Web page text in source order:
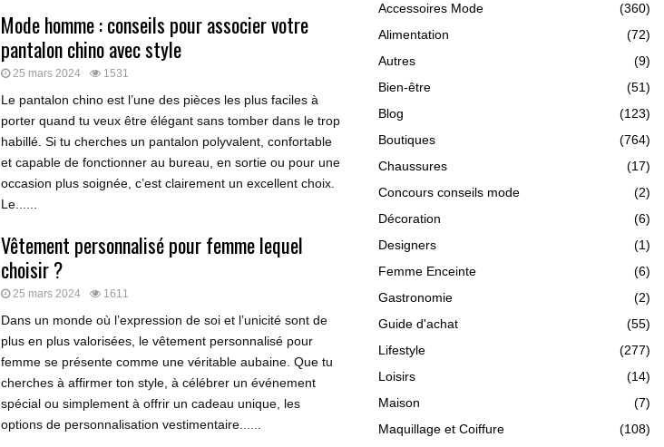
Mode homme : conseils pour associer votre
pantalon chino avec style
25 mars 2024 1531
Le pantalon chino est l’une des pièces les plus faciles à
porter quand tu veux être élégant sans tomber dans le trop
habillé. Si tu cherches un pantalon polyvalent, confortable
et capable de fonctionner au bureau, en sortie ou pour une
occasion plus soignée, c’est clairement un excellent choix.
Le......
Vêtement personnalisé pour femme lequel
choisir ?
25 mars 2024 1611
Dans un monde où l’expression de soi et l’unicité sont de
plus en plus valorisées, le vêtement personnalisé pour
femme se présente comme une véritable aubaine. Que tu
cherches à affirmer ton style, à célébrer un événement
spécial ou simplement à offrir un cadeau unique, les
options de personnalisation vestimentaire......
Accessoires Mode
(360)
Alimentation
(72)
Autres
(9)
Bien-être
(51)
Blog
(123)
Boutiques
(764)
Chaussures
(17)
Concours conseils mode
(2)
Décoration
(6)
Designers
(1)
Femme Enceinte
(6)
Gastronomie
(2)
Guide d'achat
(55)
Lifestyle
(277)
Loisirs
(14)
Maison
(7)
Maquillage et Coiffure
(108)